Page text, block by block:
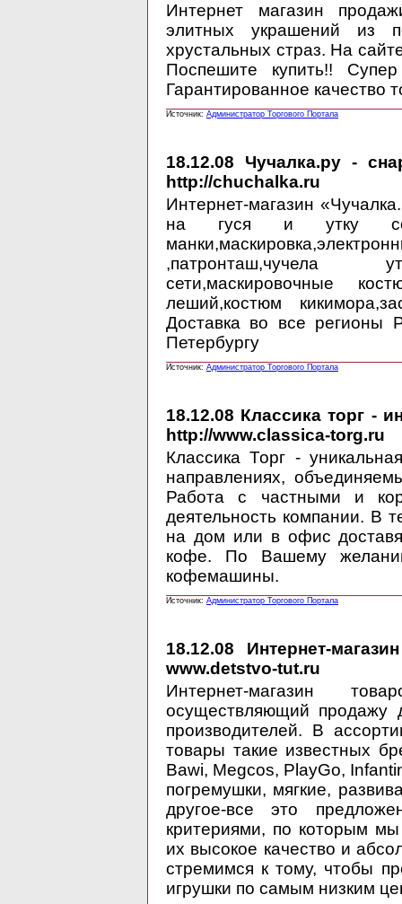
Интернет магазин
элитных украшений из
хрустальных страз. На
Поспешите купить!!
Гарантированное качество
Источник: Администратор Торгового Портала
18.12.08 Чучалка.ру -
http://chuchalka.ru
Интернет-магазин
на гуся и утку со
,патронташ,чучела
сети,маскировочные
леший,костюм
Доставка во все регионы
Петербургу
Источник: Администратор Торгового Портала
18.12.08 Классика торг -
http://www.classica-torg.ru
Классика Торг -
направлениях,
Работа с частными и
деятельность компании. В
на дом или в офис
кофе. По Вашему
кофемашины.
Источник: Администратор Торгового Портала
18.12.08 Интернет-
www.detstvo-tut.ru
Интернет-магазин
осуществляющий продажу
производителей. В
товары такие известных
Bawi, Megcos, PlayGo,
погремушки, мягкие,
другое-все это
критериями, по которым
их высокое качество и
стремимся к тому, чтобы
игрушки по самым низким